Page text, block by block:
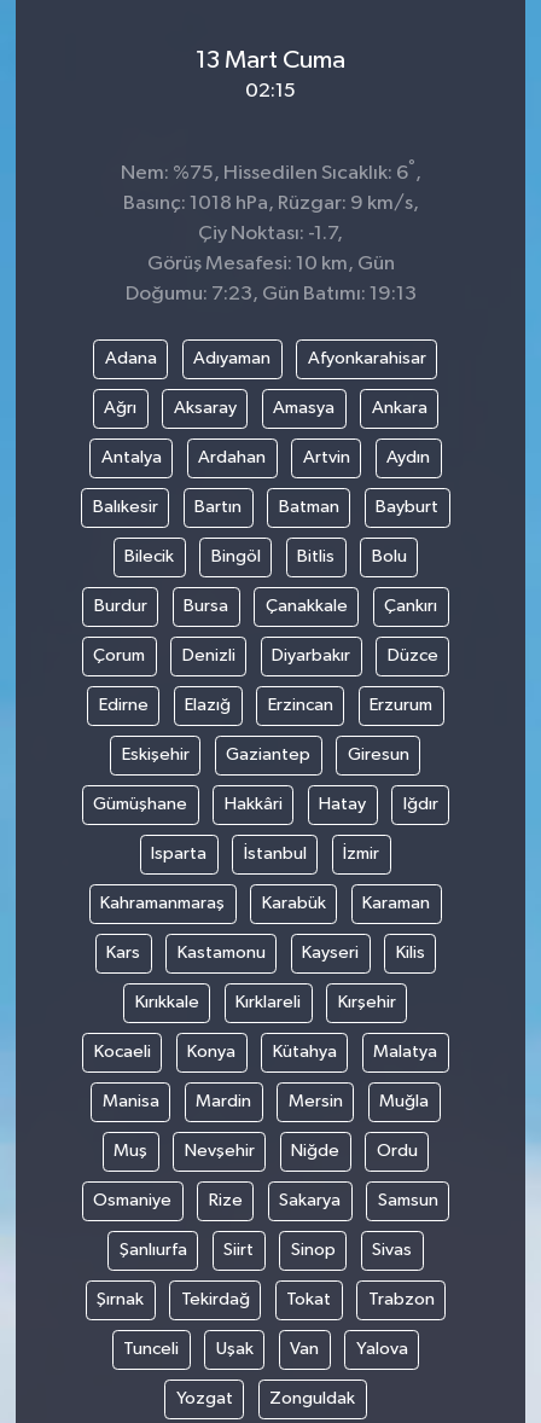
13 Mart Cuma
02:15
Nem: %75, Hissedilen Sıcaklık: 6° ,
Basınç: 1018 hPa, Rüzgar: 9 km/s,
Çiy Noktası: -1.7,
Görüş Mesafesi: 10 km, Gün
Doğumu: 7:23, Gün Batımı: 19:13
Adana Adıyaman Afyonkarahisar
Ağrı Aksaray Amasya Ankara
Antalya Ardahan Artvin Aydın
Balıkesir Bartın Batman Bayburt
Bilecik Bingöl Bitlis Bolu
Burdur Bursa Çanakkale Çankırı
Çorum Denizli Diyarbakır Düzce
Edirne Elazığ Erzincan Erzurum
Eskişehir Gaziantep Giresun
Gümüşhane Hakkâri Hatay Iğdır
Isparta İstanbul İzmir
Kahramanmaraş Karabük Karaman
Kars Kastamonu Kayseri Kilis
Kırıkkale Kırklareli Kırşehir
Kocaeli Konya Kütahya Malatya
Manisa Mardin Mersin Muğla
Muş Nevşehir Niğde Ordu
Osmaniye Rize Sakarya Samsun
Şanlıurfa Siirt Sinop Sivas
Şırnak Tekirdağ Tokat Trabzon
Tunceli Uşak Van Yalova
Yozgat Zonguldak
Sağlık
Son Dakika
Spor
Teknoloji